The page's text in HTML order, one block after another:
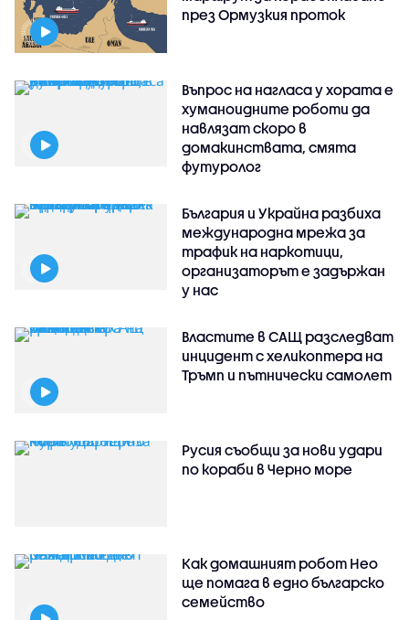
през Ормузкия проток
Въпрос на нагласа у хората е
хуманоидните роботи да
навлязат скоро в
домакинствата, смята
футуролог
България и Украйна разбиха
международна мрежа за
трафик на наркотици,
организаторът е задържан
у нас
Властите в САЩ разследват
инцидент с хеликоптера на
Тръмп и пътнически самолет
Русия съобщи за нови удари
по кораби в Черно море
Как домашният робот Нео
ще помага в едно българско
семейство